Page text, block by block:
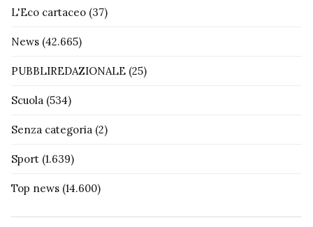
L'Eco cartaceo (37)
News (42.665)
PUBBLIREDAZIONALE (25)
Scuola (534)
Senza categoria (2)
Sport (1.639)
Top news (14.600)